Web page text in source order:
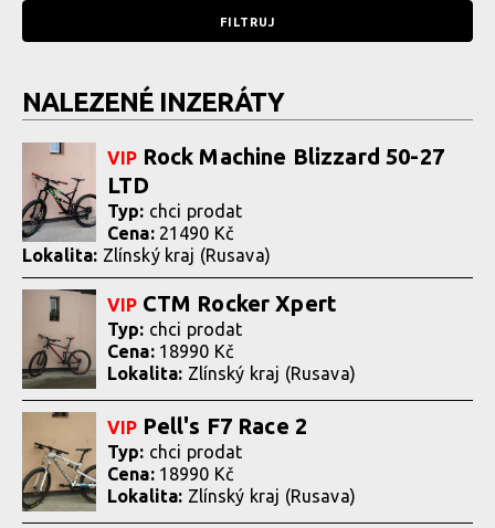
NALEZENÉ INZERÁTY
VIP Rock Machine Blizzard 50-27
LTD
Typ: chci prodat
Cena: 21490 Kč
Lokalita: Zlínský kraj (Rusava)
VIP CTM Rocker Xpert
Typ: chci prodat
Cena: 18990 Kč
Lokalita: Zlínský kraj (Rusava)
VIP Pell's F7 Race 2
Typ: chci prodat
Cena: 18990 Kč
Lokalita: Zlínský kraj (Rusava)